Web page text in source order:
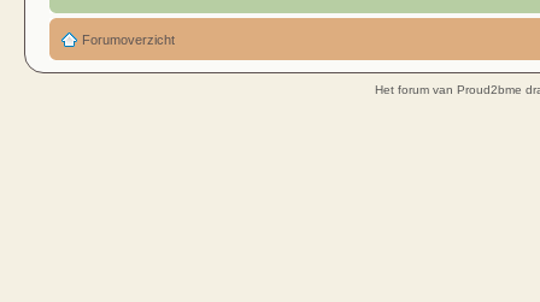
Forumoverzicht
Het forum van Proud2bme